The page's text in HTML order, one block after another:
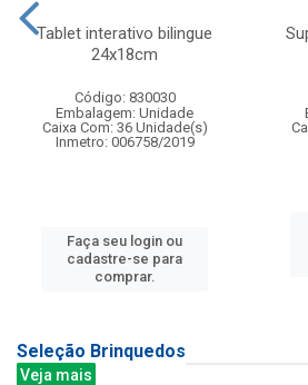
Tablet interativo bilingue
24x18cm
Código: 830030
Embalagem: Unidade
Caixa Com: 36 Unidade(s)
Inmetro: 006758/2019
Faça seu login ou
cadastre-se para
comprar.
Seleção Brinquedos
Veja mais